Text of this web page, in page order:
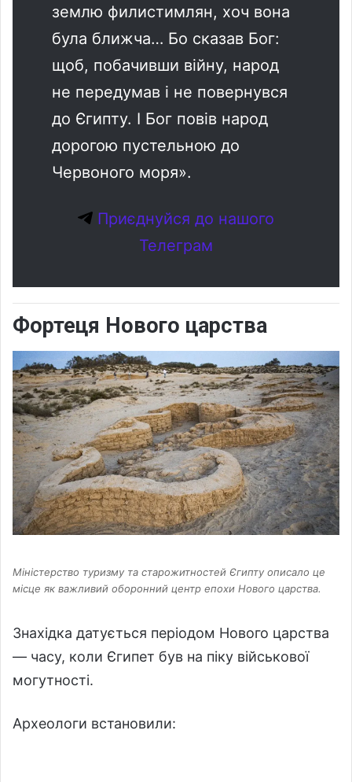
землю филистимлян, хоч вона
була ближча… Бо сказав Бог:
щоб, побачивши війну, народ
не передумав і не повернувся
до Єгипту. І Бог повів народ
дорогою пустельною до
Червоного моря».
Приєднуйся до нашого
Телеграм
Фортеця Нового царства
Міністерство туризму та старожитностей Єгипту описало це
місце як важливий оборонний центр епохи Нового царства.
Знахідка датується періодом Нового царства
— часу, коли Єгипет був на піку військової
могутності.
Археологи встановили: